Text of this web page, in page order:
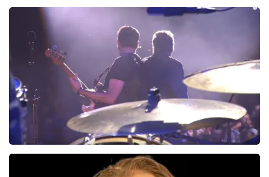
Jandino Asporaat
499+ reviews
BEKIJKEN